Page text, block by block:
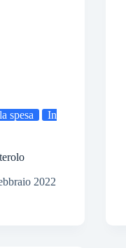
spesa
In
2022